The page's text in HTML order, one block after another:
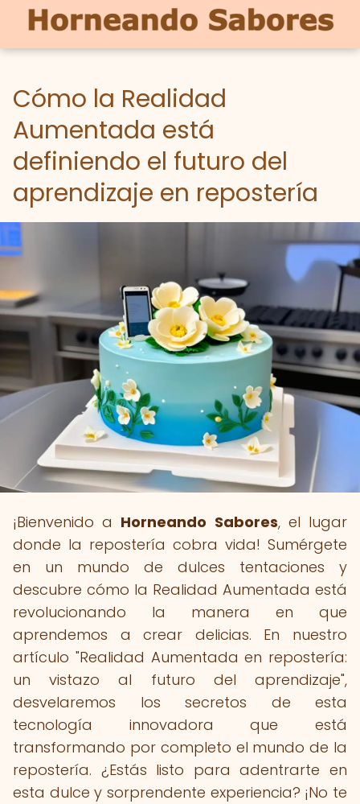
Cómo la Realidad
Aumentada está
definiendo el futuro del
aprendizaje en repostería
¡Bienvenido a Horneando Sabores, el lugar
donde la repostería cobra vida! Sumérgete
en un mundo de dulces tentaciones y
descubre cómo la Realidad Aumentada está
revolucionando la manera en que
aprendemos a crear delicias. En nuestro
artículo "Realidad Aumentada en repostería:
un vistazo al futuro del aprendizaje",
desvelaremos los secretos de esta
tecnología innovadora que está
transformando por completo el mundo de la
repostería. ¿Estás listo para adentrarte en
esta dulce y sorprendente experiencia? ¡No te